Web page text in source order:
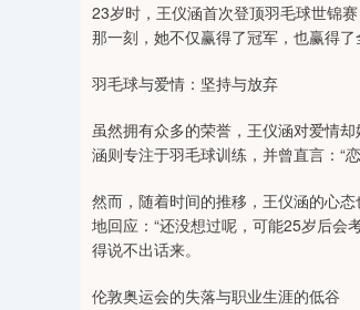
23岁时，王仪涵首次登顶羽毛球世锦
那一刻，她不仅赢得了冠军，也赢得了
羽毛球与爱情：坚持与放弃
虽然拥有众多的荣誉，王仪涵对爱情
涵则专注于羽毛球训练，并曾直言：“
然而，随着时间的推移，王仪涵的心
地回应：“还没想过呢，可能25岁后会
得说不出话来。
伦敦奥运会的失落与职业生涯的低谷